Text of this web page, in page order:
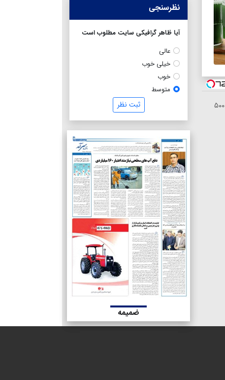
معاملات جهانی طلا با اسپرد صفر و تا ۵۰۰
نظرسنجی
آیا ظاهر گرافیکی سایت مطلوب است
عالی
خیلی خوب
خوب
متوسط
ثبت نظر
ضمیمه